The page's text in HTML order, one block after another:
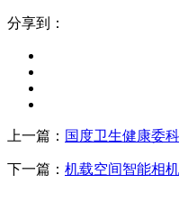
分享到：
上一篇： 国度卫生健康委
下一篇： 机载空间智能相